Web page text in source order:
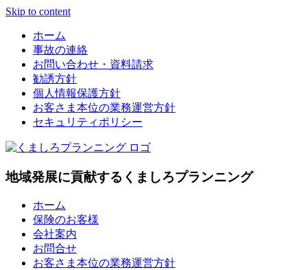
Skip to content
ホーム
事故の連絡
お問い合わせ・資料請求
勧誘方針
個人情報保護方針
お客さま本位の業務運営方針
セキュリティポリシー
地域発展に貢献するくましろプランニング
ホーム
保険のお客様
会社案内
お問合せ
お客さま本位の業務運営方針